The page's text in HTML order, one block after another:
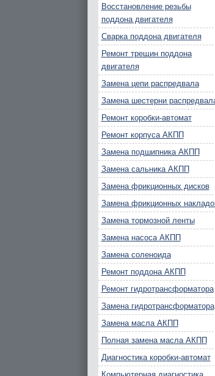
Восстановление резьбы
поддона двигателя
Сварка поддона двигателя
Ремонт трещин поддона
двигателя
Замена цепи распредвала
Замена шестерни
Ремонт коробки-автомат
Ремонт корпуса АКПП
Замена подшипника АКПП
Замена сальника АКПП
Замена фрикционных дисков
Замена фрикционных
Замена тормозной ленты
Замена насоса АКПП
Замена соленоида
Ремонт поддона АКПП
Ремонт гидротрансформатора
Замена гидротрансформатора
Замена масла АКПП
Полная замена масла АКПП
Диагностика коробки-автомат